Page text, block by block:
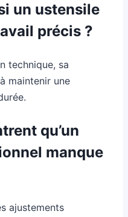
un ustensile
précis ?
technique, sa
maintenir une
qu’un
manque
ajustements